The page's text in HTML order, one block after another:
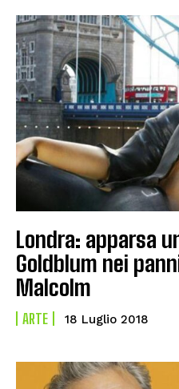
Londra: apparsa
Goldblum nei
Malcolm
ARTE 18 Luglio 2018